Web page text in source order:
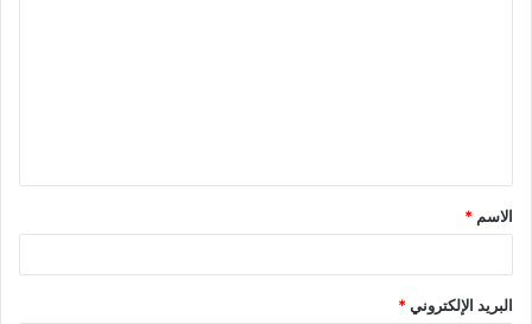
ق
*
الاسم *
البريد الإلكتروني*